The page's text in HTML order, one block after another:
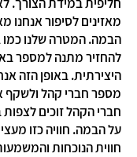
מאזינים לסיפור אנחנו
הבמה. המטרה שלנו כמו
להחזיר מתנה למספר
היצירתית. באופן הזה
מספר חברי קהל ולשקף
חברי הקהל זוכים
על הבמה. חוויה כזו
חווית הנוכחות